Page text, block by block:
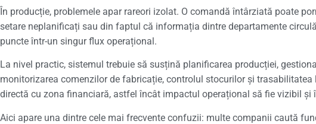
În producție, problemele apar rareori izolat. O comandă întârziată poate
setare neplanificați sau din faptul că informația dintre departamente
puncte într-un singur flux operațional.
La nivel practic, sistemul trebuie să susțină planificarea producției,
monitorizarea comenzilor de fabricație, controlul stocurilor și
directă cu zona financiară, astfel încât impactul operațional să fie vizibil și
Aici apare una dintre cele mai frecvente confuzii: multe companii caută